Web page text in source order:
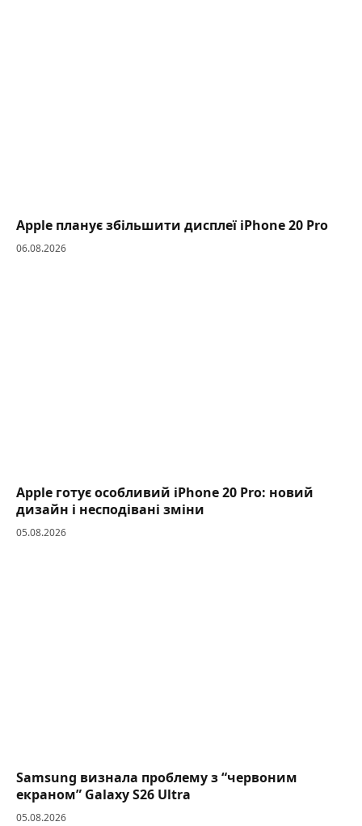
Apple планує збільшити дисплеї iPhone 20 Pro
06.08.2026
Apple готує особливий iPhone 20 Pro: новий
дизайн і несподівані зміни
05.08.2026
Samsung визнала проблему з “червоним
екраном” Galaxy S26 Ultra
05.08.2026